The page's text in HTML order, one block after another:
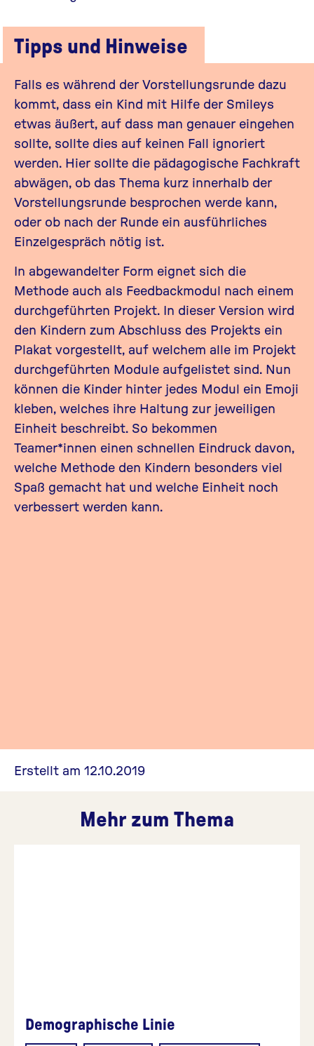
Tipps und Hinweise
Falls es während der Vorstellungsrunde dazu
kommt, dass ein Kind mit Hilfe der Smileys
etwas äußert, auf dass man genauer eingehen
sollte, sollte dies auf keinen Fall ignoriert
werden. Hier sollte die pädagogische Fachkraft
abwägen, ob das Thema kurz innerhalb der
Vorstellungsrunde besprochen werde kann,
oder ob nach der Runde ein ausführliches
Einzelgespräch nötig ist.
In abgewandelter Form eignet sich die
Methode auch als Feedbackmodul nach einem
durchgeführten Projekt. In dieser Version wird
den Kindern zum Abschluss des Projekts ein
Plakat vorgestellt, auf welchem alle im Projekt
durchgeführten Module aufgelistet sind. Nun
können die Kinder hinter jedes Modul ein Emoji
kleben, welches ihre Haltung zur jeweiligen
Einheit beschreibt. So bekommen
Teamer*innen einen schnellen Eindruck davon,
welche Methode den Kindern besonders viel
Spaß gemacht hat und welche Einheit noch
verbessert werden kann.
Erstellt am 12.10.2019
Mehr zum Thema
Demographische Linie